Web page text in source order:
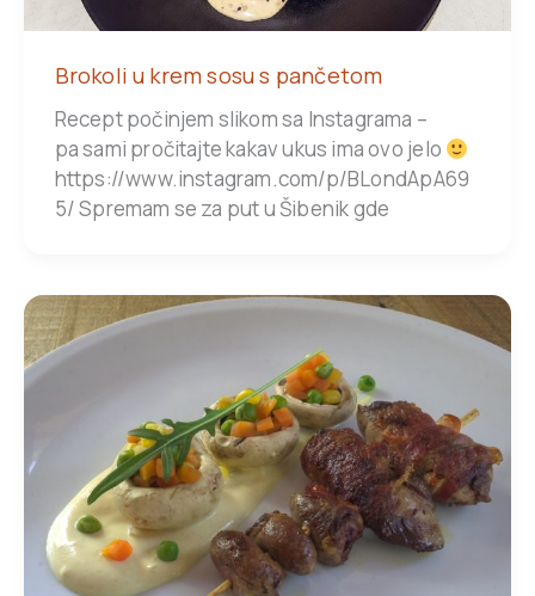
Brokoli u krem sosu s pančetom
Recept počinjem slikom sa Instagrama –
pa sami pročitajte kakav ukus ima ovo jelo
https://www.instagram.com/p/BLondApA69
5/ Spremam se za put u Šibenik gde